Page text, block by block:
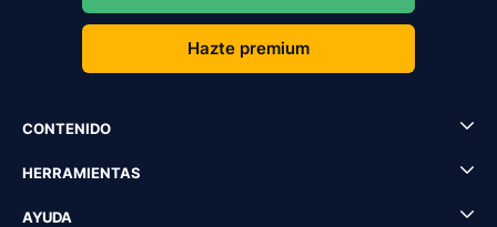
Hazte premium
CONTENIDO
HERRAMIENTAS
AYUDA